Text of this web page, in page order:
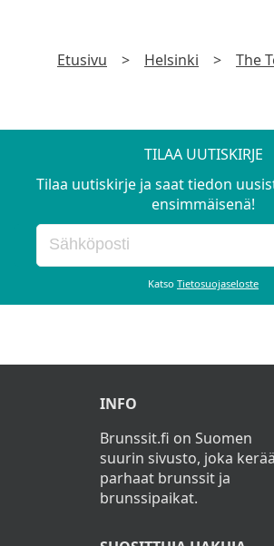
Etusivu > Helsinki > The
TILAA UUTISKIRJE
Tilaa uutiskirje ja saat tiedon
ensimmäisenä!
Katso Tietosuojaseloste
INFO
Brunssit.fi on Suomen
suurin sivusto, joka kerää
parhaat brunssit ja
brunssipaikat.